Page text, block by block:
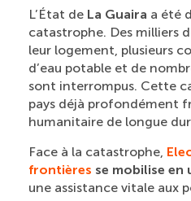
L’État de La Guaira a été
catastrophe. Des milliers
leur logement, plusieurs
d’eau potable et de
sont interrompus. Cette
pays déjà profondément
humanitaire de longue
Face à la catastrophe,
frontières se mobilise en
une assistance vitale aux